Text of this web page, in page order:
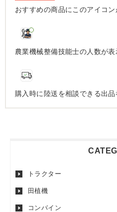
おすすめの商品にこのアイコン
農業機械整備技能士の人数が表
購入時に陸送を相談できる出品
トラクター
田植機
コンバイン